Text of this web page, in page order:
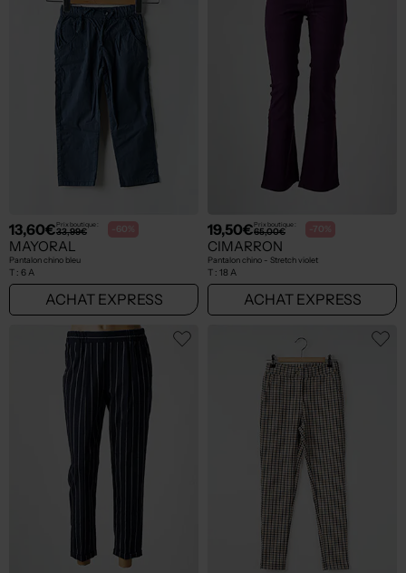
13,60€Prix boutique :
33,99€ -60%
MAYORAL
Pantalon chino bleu
T : 6 A
ACHAT EXPRESS
19,50€Prix boutique :
65,00€ -70%
CIMARRON
Pantalon chino - Stretch violet
T : 18 A
ACHAT EXPRESS